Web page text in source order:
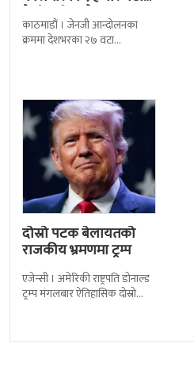
कैदीबन्दी अझै फरार
काठमाडौं । जेनजी आन्दोलनका
क्रममा देशभरका २७ वटा
दोस्रो पटक बेलायतको
राजकीय भ्रमणमा ट्रम्प
एजेन्सी । अमेरिकी राष्ट्रपति डोनाल्ड
ट्रम्प मंगलबार ऐतिहासिक दोस्रो
बेलायत सरकारले